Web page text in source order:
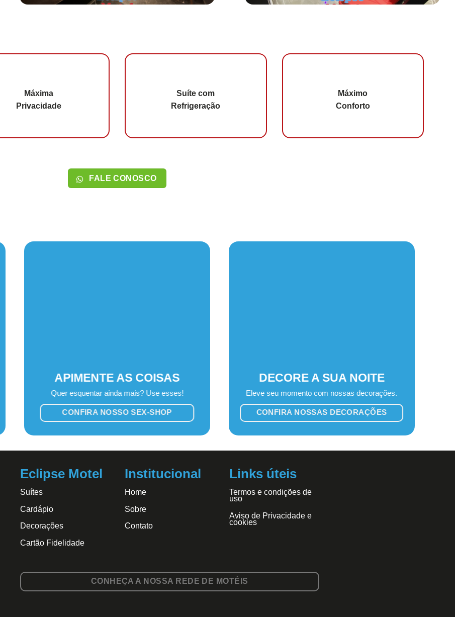
Máxima
Privacidade
Suíte com
Refrigeração
Máximo
Conforto
FALE CONOSCO
APIMENTE AS COISAS
Quer esquentar ainda mais? Use esses!
CONFIRA NOSSO SEX-SHOP
DECORE A SUA NOITE
Eleve seu momento com nossas decorações.
CONFIRA NOSSAS DECORAÇÕES
Eclipse Motel
Suítes
Cardápio
Decorações
Cartão Fidelidade
Institucional
Home
Sobre
Contato
Links úteis
Termos e condições de
uso
Aviso de Privacidade e
cookies
CONHEÇA A NOSSA REDE DE MOTÉIS